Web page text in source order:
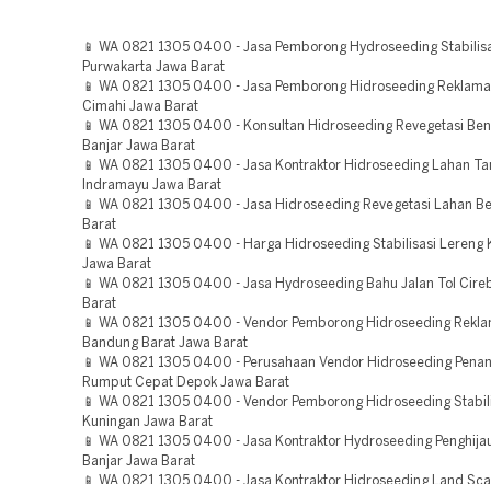
📱 WA 0821 1305 0400 - Jasa Pemborong Hydroseeding
Purwakarta Jawa Barat
📱 WA 0821 1305 0400 - Jasa Pemborong Hidroseeding
Cimahi Jawa Barat
📱 WA 0821 1305 0400 - Konsultan Hidroseeding Revegetasi
Banjar Jawa Barat
📱 WA 0821 1305 0400 - Jasa Kontraktor Hidroseeding Lahan
Indramayu Jawa Barat
📱 WA 0821 1305 0400 - Jasa Hidroseeding Revegetasi Lahan
Barat
📱 WA 0821 1305 0400 - Harga Hidroseeding Stabilisasi Lereng
Jawa Barat
📱 WA 0821 1305 0400 - Jasa Hydroseeding Bahu Jalan Tol
Barat
📱 WA 0821 1305 0400 - Vendor Pemborong Hidroseeding
Bandung Barat Jawa Barat
📱 WA 0821 1305 0400 - Perusahaan Vendor Hidroseeding
Rumput Cepat Depok Jawa Barat
📱 WA 0821 1305 0400 - Vendor Pemborong Hidroseeding
Kuningan Jawa Barat
📱 WA 0821 1305 0400 - Jasa Kontraktor Hydroseeding
Banjar Jawa Barat
📱 WA 0821 1305 0400 - Jasa Kontraktor Hidroseeding Land